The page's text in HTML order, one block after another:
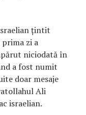
ţintit
zi a
niciodată în
a fost numit
doar mesaje
Ali
israelian.